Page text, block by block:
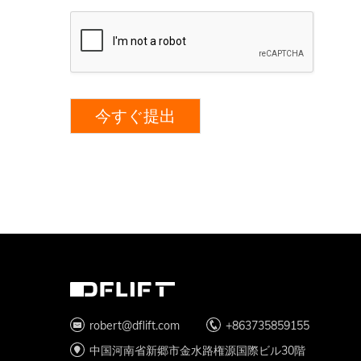
今すぐ提出
robert@dflift.com
+863735859155
中国河南省新郷市金水路権源国際ビル30階